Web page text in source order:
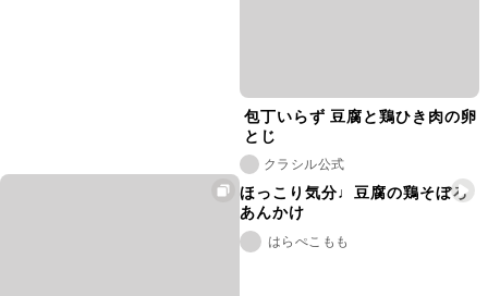
包丁いらず 豆腐と鶏ひき肉の卵
とじ
クラシル公式
ほっこり気分♩豆腐の鶏そぼろ
あんかけ
はらぺこもも